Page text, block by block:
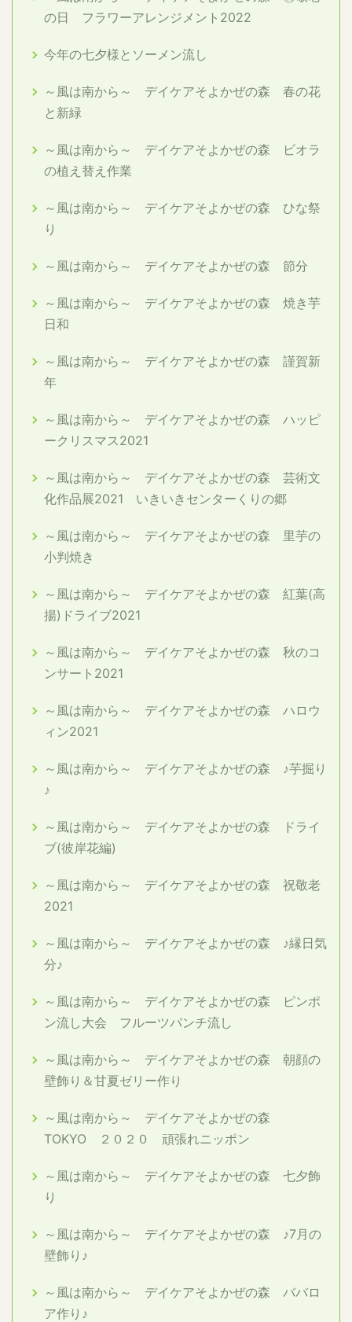
の日 フラワーアレンジメント2022
今年の七夕様とソーメン流し
～風は南から～ デイケアそよかぜの森 春の花
と新緑
～風は南から～ デイケアそよかぜの森 ビオラ
の植え替え作業
～風は南から～ デイケアそよかぜの森 ひな祭
り
～風は南から～ デイケアそよかぜの森 節分
～風は南から～ デイケアそよかぜの森 焼き芋
日和
～風は南から～ デイケアそよかぜの森 謹賀新
年
～風は南から～ デイケアそよかぜの森 ハッピ
ークリスマス2021
～風は南から～ デイケアそよかぜの森 芸術文
化作品展2021 いきいきセンターくりの郷
～風は南から～ デイケアそよかぜの森 里芋の
小判焼き
～風は南から～ デイケアそよかぜの森 紅葉(高
揚)ドライブ2021
～風は南から～ デイケアそよかぜの森 秋のコ
ンサート2021
～風は南から～ デイケアそよかぜの森 ハロウ
ィン2021
～風は南から～ デイケアそよかぜの森 ♪芋掘り
♪
～風は南から～ デイケアそよかぜの森 ドライ
ブ(彼岸花編)
～風は南から～ デイケアそよかぜの森 祝敬老
2021
～風は南から～ デイケアそよかぜの森 ♪縁日気
分♪
～風は南から～ デイケアそよかぜの森 ピンポ
ン流し大会 フルーツパンチ流し
～風は南から～ デイケアそよかぜの森 朝顔の
壁飾り＆甘夏ゼリー作り
～風は南から～ デイケアそよかぜの森
TOKYO ２０２０ 頑張れニッポン
～風は南から～ デイケアそよかぜの森 七夕飾
り
～風は南から～ デイケアそよかぜの森 ♪7月の
壁飾り♪
～風は南から～ デイケアそよかぜの森 ババロ
ア作り♪